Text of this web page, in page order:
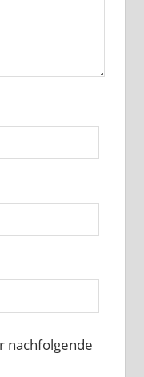
nachfolgende